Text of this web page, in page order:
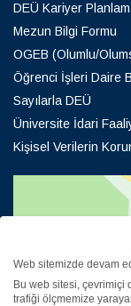
DEÜ Kariyer
Mezun Bilgi Formu
OGEB (Olumlu/
Öğrenci İşleri Daire
Sayılarla DEÜ
Üniversite İdari
Kişisel Verilerin
Web sitemizde devam
Bu web sitesi, çevrimiçi
trafiği ölçmemize